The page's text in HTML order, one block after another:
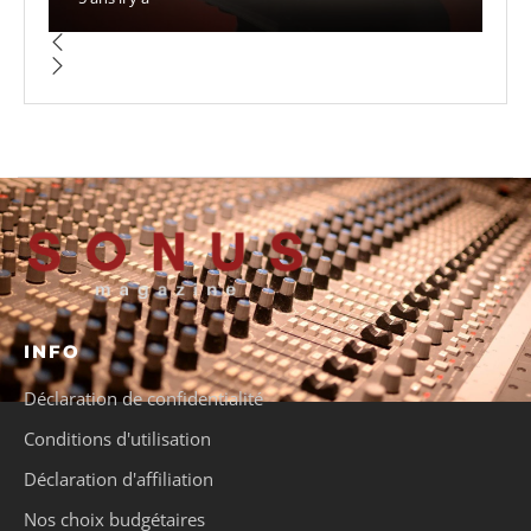
INFO
Déclaration de confidentialité
Conditions d'utilisation
Déclaration d'affiliation
Nos choix budgétaires